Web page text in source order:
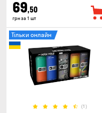
69,50
грн за 1 шт
(1)
Тільки онлайн